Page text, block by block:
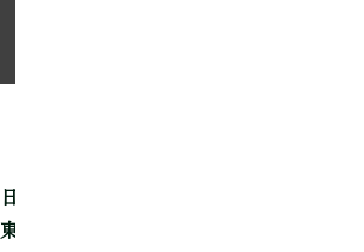
日本写真芸術専門学校は
東京都認可の渋谷にある専門学校です。